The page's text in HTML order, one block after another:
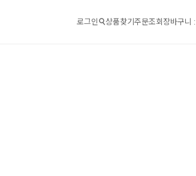
로그인 상품찾기주문조회장바구니 :